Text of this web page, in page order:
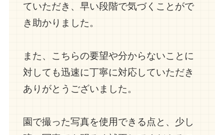
ていただき、早い段階で気づくことがで
き助かりました。
また、こちらの要望や分からないことに
対しても迅速に丁寧に対応していただき
ありがとうございました。
園で撮った写真を使用できる点と、少し